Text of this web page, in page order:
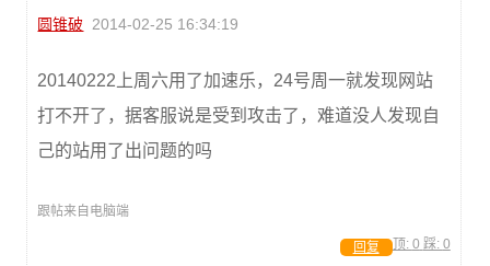
圆锥破 2014-02-25 16:34:19
20140222上周六用了加速乐，24号周一就发现网站
打不开了，据客服说是受到攻击了，难道没人发现自
己的站用了出问题的吗
跟帖来自电脑端
顶: 0 踩: 0
回复